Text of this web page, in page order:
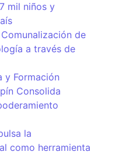
mil niños y
de
a través de
y Formación
Consolida
la
como herramienta